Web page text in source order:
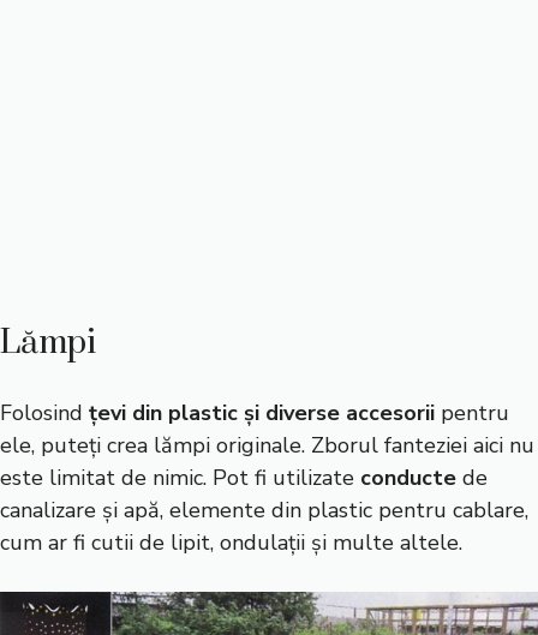
Lămpi
Folosind țevi din plastic și diverse accesorii pentru
ele, puteți crea lămpi originale. Zborul fanteziei aici nu
este limitat de nimic. Pot fi utilizate conducte de
canalizare și apă, elemente din plastic pentru cablare,
cum ar fi cutii de lipit, ondulații și multe altele.